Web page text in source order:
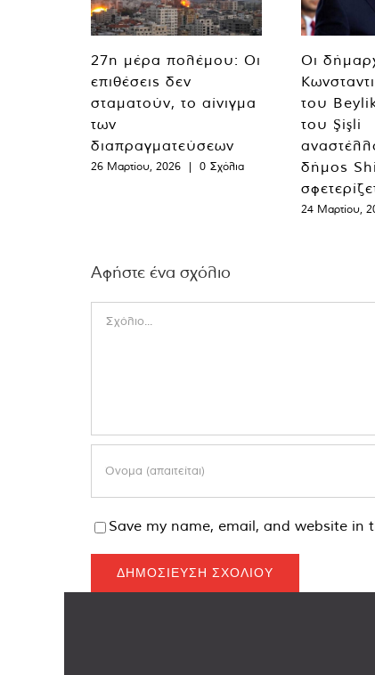
27η μέρα πολέμου: Οι
επιθέσεις δεν
σταματούν, το αίνιγμα
των
διαπραγματεύσεων
26 Μαρτίου, 2026 | 0 Σχόλια
Οι
του
του Şişli
δήμος
24 Μαρτίου,
Αφήστε ένα σχόλιο
Save my name, email, and website